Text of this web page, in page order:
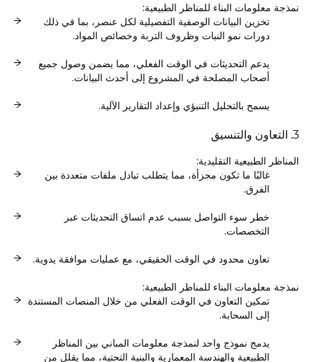
نمذجة معلومات البناء للمناظر الطبيعية:
تخزين البيانات الوصفية التفصيلية لكل عنصر، بما في ذلك
دورات نمو النبات وظروف التربة وخصائص المواد.
يدعم التحديثات في الوقت الفعلي، مما يضمن وصول جميع
أصحاب المصلحة في المشروع إلى أحدث البيانات.
يسمح بالتحليل التنبؤي وإعداد التقارير الآلية.
3. التعاون والتنسيق
المناظر الطبيعية التقليدية:
غالبًا ما تكون مجزأة، مما يتطلب تبادل ملفات متعددة بين
الفرق.
خطر سوء التواصل بسبب عدم اتساق التحديثات عبر
التخصصات.
تعاون محدود في الوقت الحقيقي، مع عمليات موافقة يدوية.
نمذجة معلومات البناء للمناظر الطبيعية:
تمكين التعاون في الوقت الفعلي من خلال المنصات المستندة
إلى السحابة.
يدمج نموذج واحد لنمذجة معلومات المباني بين المناظر
الطبيعية والهندسة المعمارية والبنية التحتية، مما يقلل من